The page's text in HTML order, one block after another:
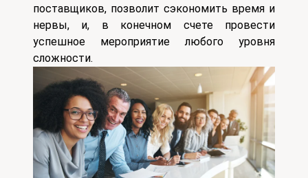
поставщиков, позволит сэкономить время и
нервы, и, в конечном счете провести
успешное мероприятие любого уровня
сложности.